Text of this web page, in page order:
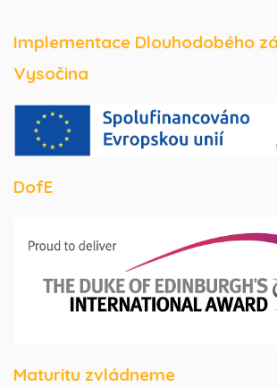
Implementace Dlouhodobého
Vysočina
DofE
Maturitu zvládneme